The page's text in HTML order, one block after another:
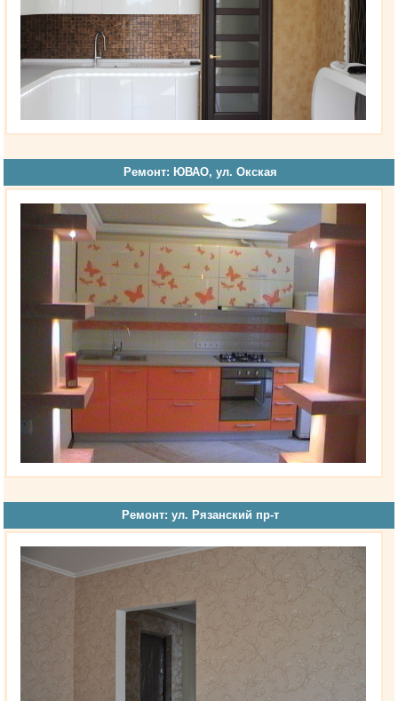
Ремонт: ЮВАО, ул. Окская
Ремонт: ул. Рязанский пр-т